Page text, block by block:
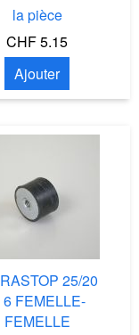
la pièce
CHF 5.15
Ajouter
25/20
6 FEMELLE-
FEMELLE